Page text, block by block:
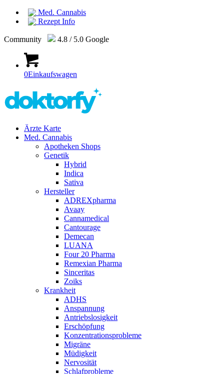
Med. Cannabis
Rezept Info
Community 4.8 / 5.0 Google
0Einkaufswagen
Ärzte Karte
Med. Cannabis
Apotheken Shops
Genetik
Hybrid
Indica
Sativa
Hersteller
ADREXpharma
Avaay
Cannamedical
Cantourage
Demecan
LUANA
Four 20 Pharma
Remexian Pharma
Sinceritas
Zoiks
Krankheit
ADHS
Anspannung
Antriebslosigkeit
Erschöpfung
Konzentrationsprobleme
Migräne
Müdigkeit
Nervosität
Schlafprobleme